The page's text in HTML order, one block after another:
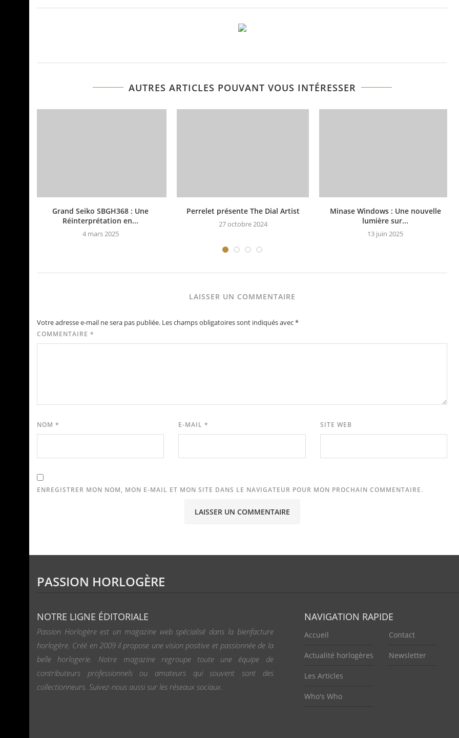
AUTRES ARTICLES POUVANT VOUS INTÉRESSER
Grand Seiko SBGH368 : Une
Réinterprétation en...
4 mars 2025
Perrelet présente The Dial Artist
27 octobre 2024
Minase Windows : Une nouvelle
lumière sur...
13 juin 2025
LAISSER UN COMMENTAIRE
Votre adresse e-mail ne sera pas publiée. Les champs obligatoires sont indiqués avec*
COMMENTAIRE *
NOM * E-MAIL* SITE WEB
ENREGISTRER MON NOM, MON E-MAIL ET MON SITE DANS LE NAVIGATEUR POUR MON PROCHAIN COMMENTAIRE.
PASSION HORLOGÈRE
NOTRE LIGNE ÉDITORIALE
Passion Horlogère est un magazine web spécialisé dans la bienfacture
horlogère. Créé en 2009 il propose une vision positive et passionnée de la
belle horlogerie. Notre magazine regroupe toute une équipe de
contributeurs professionnels ou amateurs qui souvent sont des
collectionneurs. Suivez-nous aussi sur les réseaux sociaux.
NAVIGATION RAPIDE
Accueil
Actualité horlogères
Les Articles
Who's Who
Contact
Newsletter